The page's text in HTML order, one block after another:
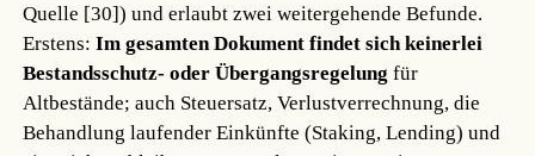
Quelle [30]) und erlaubt zwei weitergehende Befunde.
Erstens:Im gesamten Dokument findet sich keinerlei
Bestandsschutz- oder Übergangsregelung für
Altbestände; auch Steuersatz, Verlustverrechnung, die
Behandlung laufender Einkünfte (Staking, Lending) und